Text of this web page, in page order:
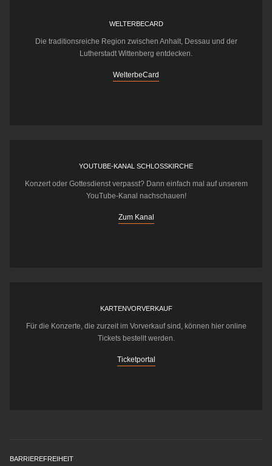
WELTERBECARD
Die traditionsreiche Region zwischen Anhalt, Dessau und der
Lutherstadt Wittenberg entdecken.
WelterbeCard
YOUTUBE-KANAL SCHLOSSKIRCHE
Konzert oder Gottesdienst verpasst? Dann einfach mal auf unserem
YouTube-Kanal nachschauen!
Zum Kanal
KARTENVORVERKAUF
Für die Konzerte, die zurzeit im Vorverkauf sind, können hier online
Tickets bestellt werden.
Ticketportal
BARRIEREFREIHEIT